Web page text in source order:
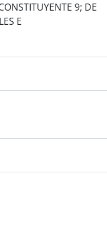
9; DE
E